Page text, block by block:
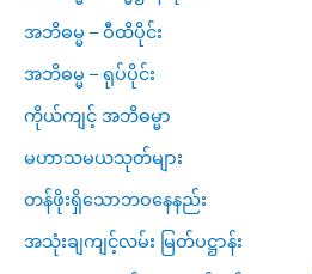
အဘိဓမ္မ – ဝီထိပိုင်း
အဘိဓမ္မ – ရုပ်ပိုင်း
ကိုယ်ကျင့် အဘိဓမ္မာ
မဟာသမယသုတ်များ
တန်ဖိုးရှိသောဘဝနေနည်း
အသုံးချကျင့်လမ်း မြတ်ပဋ္ဌာန်း